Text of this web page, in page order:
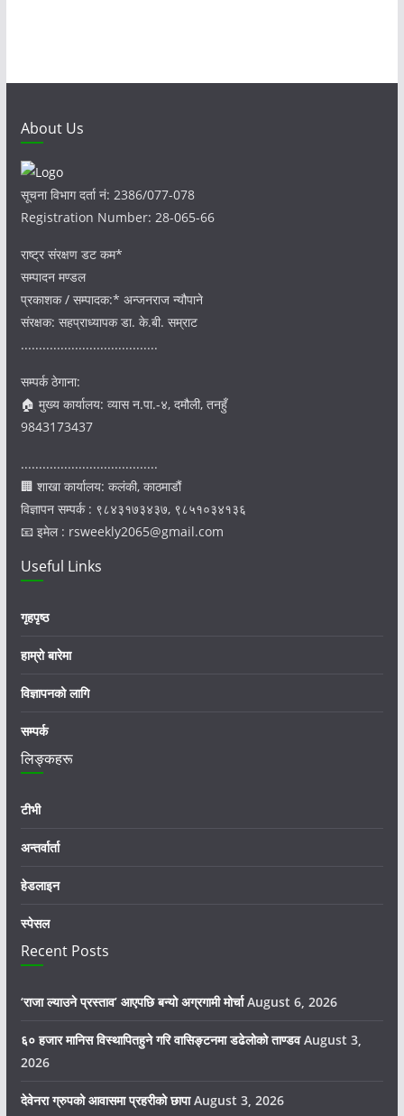
s
About Us
सूचना विभाग दर्ता नं: 2386/077-078
Registration Number: 28-065-66
राष्ट्र संरक्षण डट कम*
सम्पादन मण्डल
प्रकाशक / सम्पादक:* अन्जनराज न्यौपाने
संरक्षक: सहप्राध्यापक डा. के.बी. सम्राट
......................................
सम्पर्क ठेगाना:
🏠 मुख्य कार्यालय: व्यास न.पा.-४, दमौली, तनहुँ
9843173437
......................................
🏢 शाखा कार्यालय: कलंकी, काठमाडौं
विज्ञापन सम्पर्क : ९८४३१७३४३७, ९८५१०३४१३६
📧 इमेल : rsweekly2065@gmail.com
Useful Links
गृहपृष्ठ
हाम्रो बारेमा
विज्ञापनको लागि
सम्पर्क
लिङ्कहरू
टीभी
अन्तर्वार्ता
हेडलाइन
स्पेसल
Recent Posts
‘राजा ल्याउने प्रस्ताव’ आएपछि बन्यो अग्रगामी मोर्चा August 6, 2026
६० हजार मानिस विस्थापितहुने गरि वासिङ्टनमा डढेलोको ताण्डव August 3,
2026
देवेनरा ग्रुपको आवासमा प्रहरीको छापा August 3, 2026